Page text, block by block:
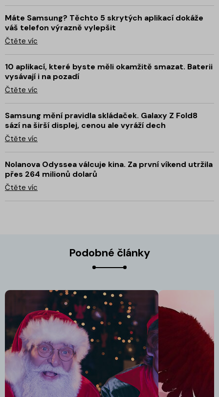
Máte Samsung? Těchto 5 skrytých aplikací dokáže
váš telefon výrazně vylepšit
Čtěte víc
10 aplikací, které byste měli okamžitě smazat. Baterii
vysávají i na pozadí
Čtěte víc
Samsung mění pravidla skládaček. Galaxy Z Fold8
sází na širší displej, cenou ale vyráží dech
Čtěte víc
Nolanova Odyssea válcuje kina. Za první víkend utržila
přes 264 milionů dolarů
Čtěte víc
Podobné články